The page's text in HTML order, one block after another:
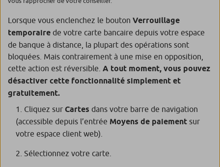
Lorsque vous enclenchez le bouton Verrouillage
temporaire de votre carte bancaire depuis votre espace
de banque à distance, la plupart des opérations sont
bloquées. Mais contrairement à une mise en opposition,
cette action est réversible. A tout moment, vous pouvez
désactiver cette fonctionnalité simplement et
gratuitement.
Cliquez sur Cartes dans votre barre de navigation
(accessible depuis l’entrée Moyens de paiement sur
votre espace client web).
Sélectionnez votre carte.